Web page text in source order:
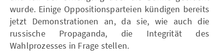
wurde. Einige Oppositionsparteien kündigen bereits
jetzt Demonstrationen an, da sie, wie auch die
russische Propaganda, die Integrität des
Wahlprozesses in Frage stellen.